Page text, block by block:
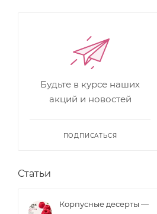
Будьте в курсе наших
акций и новостей
ПОДПИСАТЬСЯ
Статьи
Корпусные десерты —